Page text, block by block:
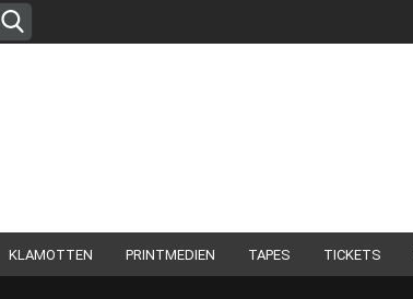
KLAMOTTEN PRINTMEDIEN TAPES TICKETS